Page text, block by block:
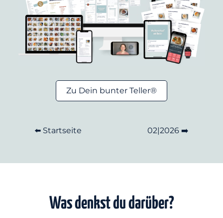
Zu Dein bunter Teller®
⬅️ Startseite 02|2026 ➡️
Was denkst du darüber?